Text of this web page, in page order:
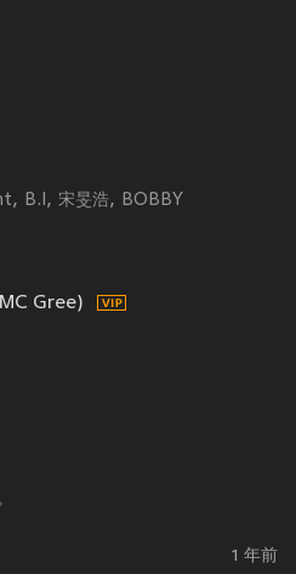
B.I 宋旻浩 BOBBY
Gree)
1 年前